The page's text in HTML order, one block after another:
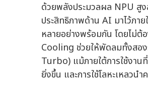
ด้วยพลังประมวลผล NPU สู
ประสิทธิภาพด้าน AI มาไว้ภา
หลายอย่างพร้อมกัน โดยไม่
Cooling ช่วยให้พัดลมทั้งสอง
Turbo) แม้ภายใต้การใช้งาน
ยิ่งขึ้น และการใช้โลหะเหลว